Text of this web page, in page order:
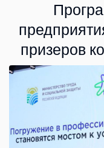
призеров